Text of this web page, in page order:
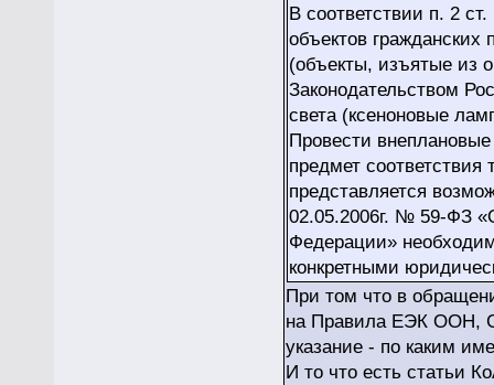
В соответствии п. 2
объектов гражданских
(объекты, изъятые из
Законодательством
света (ксеноновые
Провести
предмет
представляется
02.05.2006г. № 59-ФЗ
Федерации»
конкретными
При том что в
на Правила ЕЭК ООН,
указание - по каким
И то что есть статьи